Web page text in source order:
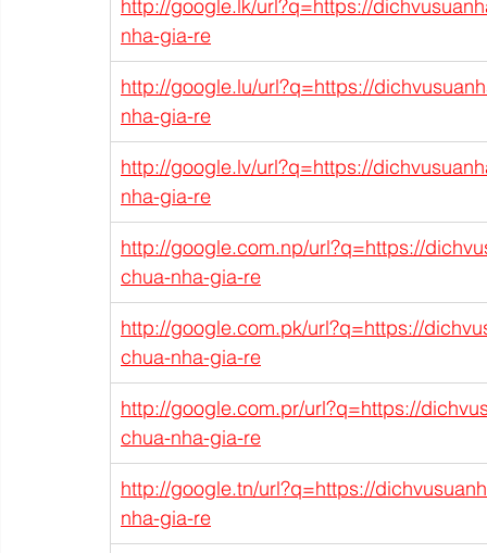
http://google.lk/url?q=https://
nha-gia-re
http://google.lu/url?q=https://
nha-gia-re
http://google.lv/url?q=https://
nha-gia-re
http://google.com.np/url?q=https://
chua-nha-gia-re
http://google.com.pk/url?q=https://
chua-nha-gia-re
http://google.com.pr/url?q=https://
chua-nha-gia-re
http://google.tn/url?q=https://
nha-gia-re